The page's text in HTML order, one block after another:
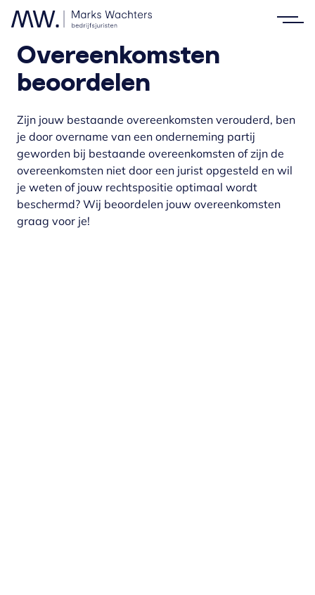
Overeenkomsten
beoordelen
Zijn jouw bestaande overeenkomsten verouderd, ben
je door overname van een onderneming partij
geworden bij bestaande overeenkomsten of zijn de
overeenkomsten niet door een jurist opgesteld en wil
je weten of jouw rechtspositie optimaal wordt
beschermd? Wij beoordelen jouw overeenkomsten
graag voor je!